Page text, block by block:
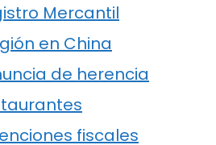
Mercantil
en China
de herencia
fiscales